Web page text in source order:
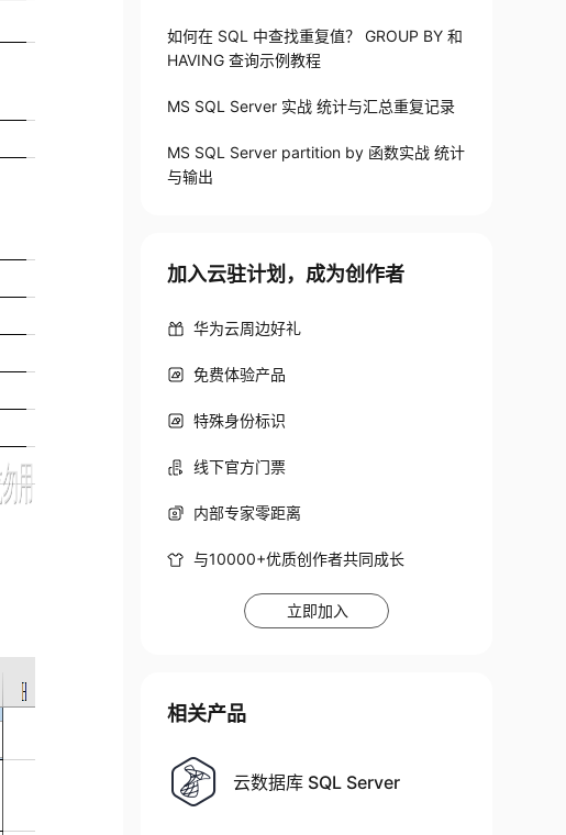
如何在 SQL 中查找重复值？ GROUP BY 和
HAVING 查询示例教程
MS SQL Server 实战 统计与汇总重复记录
MS SQL Server partition by 函数实战 统计
与输出
加入云驻计划，成为创作者
华为云周边好礼
免费体验产品
特殊身份标识
线下官方门票
内部专家零距离
与10000+优质创作者共同成长
立即加入
相关产品
云数据库 SQL Server